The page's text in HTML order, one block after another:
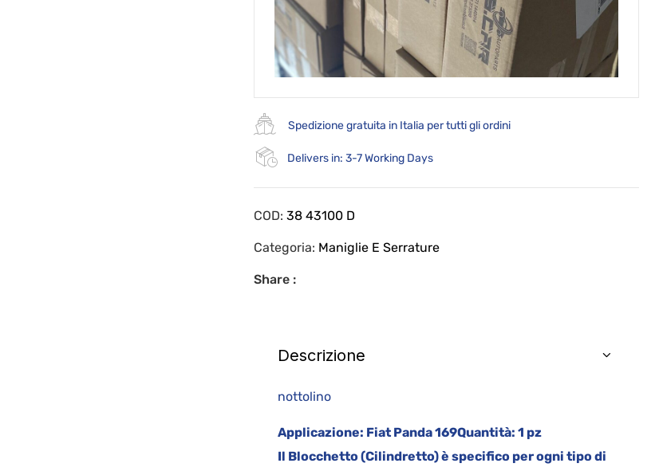
Spedizione gratuita in Italia per tutti gli ordini
Delivers in: 3-7 Working Days
COD:38 43100 D
Categoria: Maniglie E Serrature
Share :
Descrizione
nottolino
Applicazione: Fiat Panda 169Quantità:1 pz
Il Blocchetto (Cilindretto) è specifico per ogni tipo di